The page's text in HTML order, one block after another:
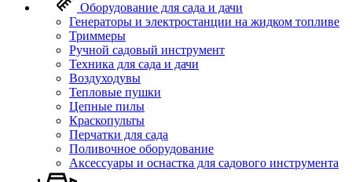
Оборудование для сада и дачи
Генераторы и электростанции на жидком топливе
Триммеры
Ручной садовый инструмент
Техника для сада и дачи
Воздуходувы
Тепловые пушки
Цепные пилы
Краскопульты
Перчатки для сада
Поливочное оборудование
Аксессуары и оснастка для садового инструмента